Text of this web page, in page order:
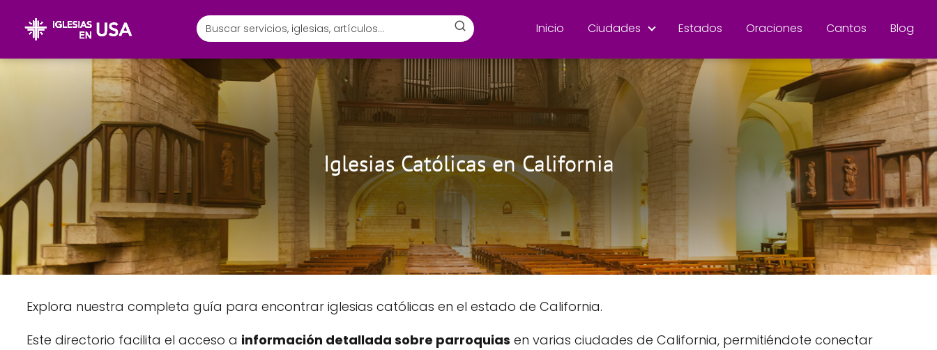
Inicio Ciudades Estados Oraciones Cantos Blog
Iglesias Católicas en California
Explora nuestra completa guía para encontrar iglesias católicas en el estado de California.
Este directorio facilita el acceso a información detallada sobre parroquias en varias ciudades de California, permitiéndote conectar